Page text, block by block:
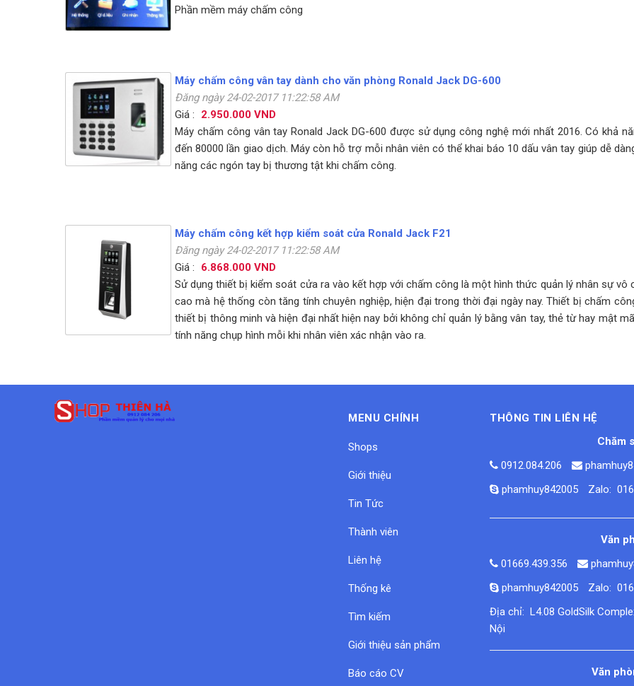
Phần mềm máy chấm công
Máy chấm công vân tay dành cho văn phòng Ronald Jack DG-600
Đăng ngày 24-02-2017 11:22:58 AM
Giá :
2.950.000 VND
Máy chấm công vân tay Ronald Jack DG-600 được sử dụng công nghệ mới nhất 2016. Có khả
đến 80000 lần giao dịch. Máy còn hỗ trợ mỗi nhân viên có thể khai báo 10 dấu vân tay giúp dễ
năng các ngón tay bị thương tật khi chấm công.
Máy chấm công kết hợp kiểm soát cửa Ronald Jack F21
Đăng ngày 24-02-2017 11:22:58 AM
Giá :
6.868.000 VND
Sử dụng thiết bị kiểm soát cửa ra vào kết hợp với chấm công là một hình thức quản lý nhân sự vô
cao mà hệ thống còn tăng tính chuyên nghiệp, hiện đại trong thời đại ngày nay. Thiết bị chấm
thiết bị thông minh và hiện đại nhất hiện nay bởi không chỉ quản lý bằng vân tay, thẻ từ hay mật
tính năng chụp hình mỗi khi nhân viên xác nhận vào ra.
MENU CHÍNH
Shops
Giới thiệu
Tin Tức
Thành viên
Liên hệ
Thống kê
Tìm kiếm
Giới thiệu sản phẩm
Báo cáo CV
THÔNG TIN LIÊN HỆ
Chăm
0912.084.206
phamhuy842005
Zalo:
Văn
01669.439.356
phamhuy842005
Zalo:
Địa chỉ: L4.08 GoldSilk
Nội
Văn